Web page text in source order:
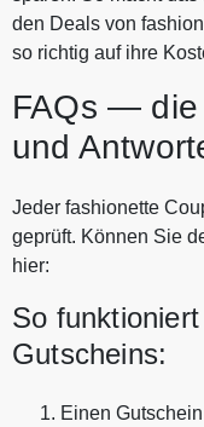
den Deals von
so richtig auf ihre
FAQs — die
und
Jeder fashionette
geprüft. Können Sie
hier:
So
Gutscheins:
Einen